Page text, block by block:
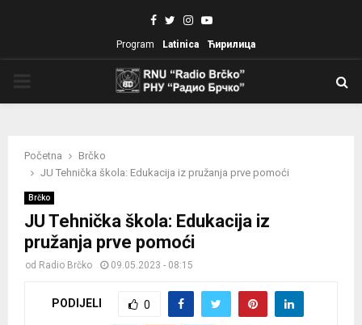
Facebook
TwitterInstagram
Youtube
Program Latinica Ћирилица
Početna
Brčko
JU Tehnička škola: Edukacija iz pružanja prve pomoći
Brčko
JU Tehnička škola: Edukacija iz
pružanja prve pomoći
od Radio Brčko 09.05.2023 - 08:15
PODIJELI 0